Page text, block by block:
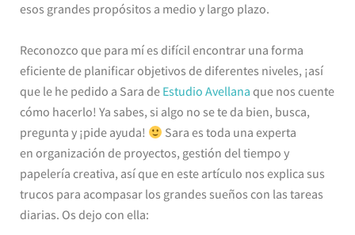
esos grandes propósitos a medio y largo plazo.
Reconozco que para mí es difícil encontrar una forma
eficiente de planificar objetivos de diferentes niveles, ¡así
que le he pedido a Sara de Estudio Avellana que nos cuente
cómo hacerlo! Ya sabes, si algo no se te da bien, busca,
pregunta y ¡pide ayuda!
Sara es toda una experta
en organización de proyectos, gestión del tiempo y
papelería creativa, así que en este artículo nos explica sus
trucos para acompasar los grandes sueños con las tareas
diarias. Os dejo con ella: